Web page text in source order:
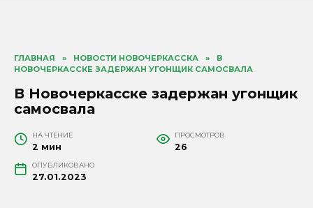
ГЛАВНАЯ » НОВОСТИ НОВОЧЕРКАССКА »
В
НОВОЧЕРКАССКЕ ЗАДЕРЖАН УГОНЩИК САМОСВАЛА
В Новочеркасске задержан угонщик
самосвала
НА ЧТЕНИЕ
2 мин
ПРОСМОТРОВ
26
ОПУБЛИКОВАНО
27.01.2023